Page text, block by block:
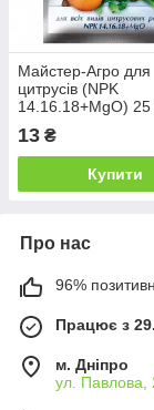
Майстер-Агро для
цитрусів (NPK
14.16.18+MgO) 25
13 ₴
Купити
Про нас
96%
Працює з
м. Дніпро
ул. Павлова,